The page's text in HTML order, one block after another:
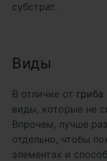
субстрат.
Виды
В отличие от гриба
виды, которые не
Впрочем, лучше
отдельно, чтобы
элементах и